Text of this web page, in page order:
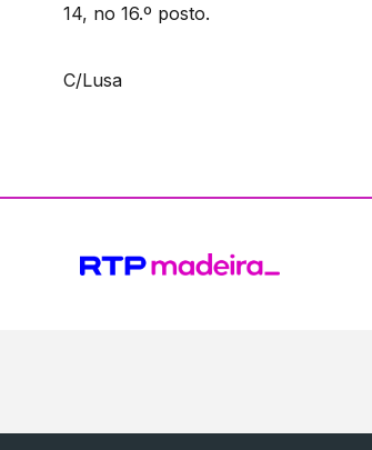
14, no 16.º posto.
C/Lusa